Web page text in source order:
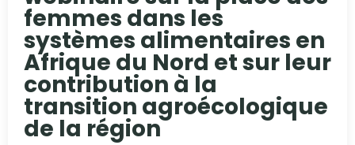
femmes dans les
systèmes alimentaires en
Afrique du Nord et sur leur
contribution à la
transition agroécologique
de la région